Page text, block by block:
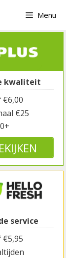
Menu
kwaliteit
€6,00
€25
service
€5,95